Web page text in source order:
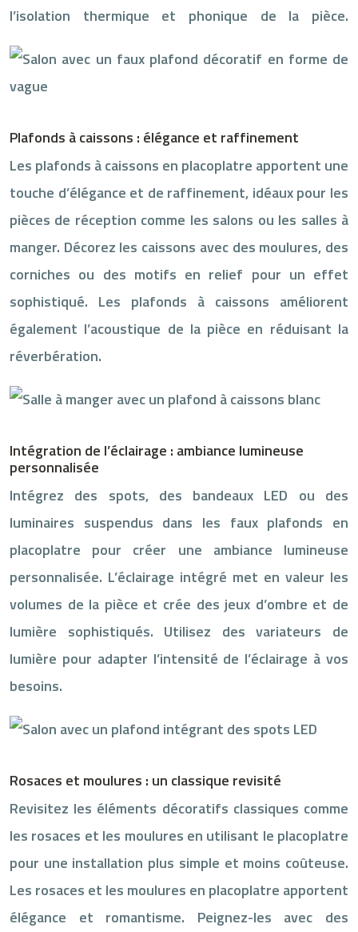
l’isolation thermique et phonique de la pièce.
Plafonds à caissons : élégance et raffinement
Les plafonds à caissons en placoplatre apportent une
touche d’élégance et de raffinement, idéaux pour les
pièces de réception comme les salons ou les salles à
manger. Décorez les caissons avec des moulures, des
corniches ou des motifs en relief pour un effet
sophistiqué. Les plafonds à caissons améliorent
également l’acoustique de la pièce en réduisant la
réverbération.
Intégration de l’éclairage : ambiance lumineuse
personnalisée
Intégrez des spots, des bandeaux LED ou des
luminaires suspendus dans les faux plafonds en
placoplatre pour créer une ambiance lumineuse
personnalisée. L’éclairage intégré met en valeur les
volumes de la pièce et crée des jeux d’ombre et de
lumière sophistiqués. Utilisez des variateurs de
lumière pour adapter l’intensité de l’éclairage à vos
besoins.
Rosaces et moulures : un classique revisité
Revisitez les éléments décoratifs classiques comme
les rosaces et les moulures en utilisant le placoplatre
pour une installation plus simple et moins coûteuse.
Les rosaces et les moulures en placoplatre apportent
élégance et romantisme. Peignez-les avec des